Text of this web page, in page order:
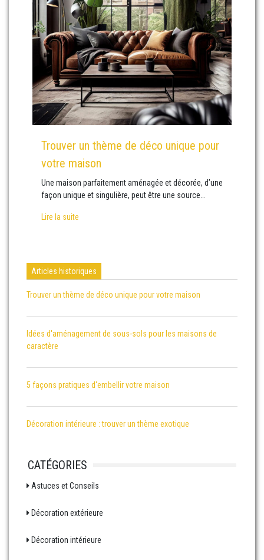
Trouver un thème de déco unique pour
votre maison
Une maison parfaitement aménagée et décorée, d’une
façon unique et singulière, peut être une source…
Lire la suite
Articles historiques
Trouver un thème de déco unique pour votre maison
Idées d'aménagement de sous-sols pour les maisons de
caractère
5 façons pratiques d'embellir votre maison
Décoration intérieure : trouver un thème exotique
CATÉGORIES
Astuces et Conseils
Décoration extérieure
Décoration intérieure